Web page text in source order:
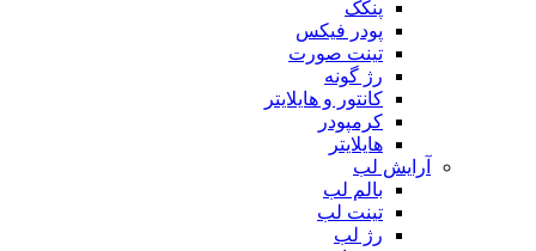
پنکک
پودر فیکس
تینت صورت
رژ گونه
کانتور و هایلایتر
کرمپودر
هایلایتر
آرایش لب
بالم لب
تینت لب
رژ لب